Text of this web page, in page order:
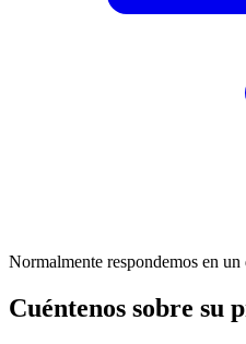
Normalmente respondemos en un
Cuéntenos sobre su